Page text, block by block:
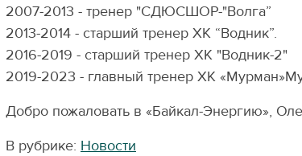
2007-2013 - тренер "СДЮСШОР-"Волга”
2013-2014 - старший тренер ХК “Водник”.
2016-2019 - старший тренер ХК "Водник-2"
2019-2023 - главный тренер ХК
Добро пожаловать в «Байкал-Энергию»,
В рубрике: Новости